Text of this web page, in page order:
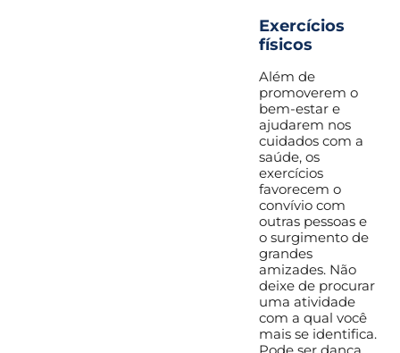
Exercícios
físicos
Além de
promoverem o
bem-estar e
ajudarem nos
cuidados com a
saúde, os
exercícios
favorecem o
convívio com
outras pessoas e
o surgimento de
grandes
amizades. Não
deixe de procurar
uma atividade
com a qual você
mais se identifica.